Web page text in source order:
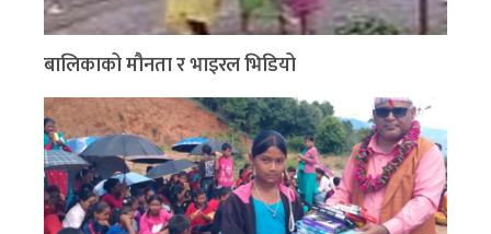
बालिकाको मौनता र भाइरल भिडियो